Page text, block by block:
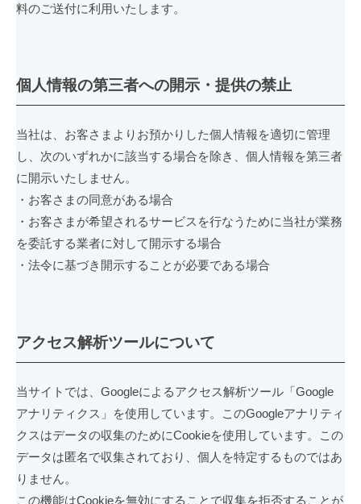
06
イ
ト
理
者
料のご送付に利用いたします。
個人情報の第三者への開示・提供の禁止
当社は、お客さまよりお預かりした個人情報を適切に管理
し、次のいずれかに該当する場合を除き、個人情報を第三者
に開示いたしません。
・お客さまの同意がある場合
・お客さまが希望されるサービスを行なうために当社が業務
を委託する業者に対して開示する場合
・法令に基づき開示することが必要である場合
アクセス解析ツールについて
当サイトでは、Googleによるアクセス解析ツール「Google
アナリティクス」を使用しています。このGoogleアナリティ
クスはデータの収集のためにCookieを使用しています。この
データは匿名で収集されており、個人を特定するものではあ
りません。
この機能はCookieを無効にすることで収集を拒否することが